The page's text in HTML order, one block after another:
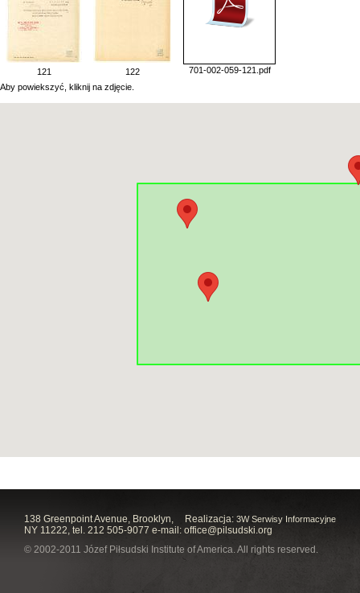
121 122
701-002-059-121.pdf
Aby powiekszyć, kliknij na zdjęcie.
Realizacja: 3W Serwisy Informacyjne
138 Greenpoint Avenue, Brooklyn,
NY 11222, tel. 212 505-9077 e-mail: office@pilsudski.org
© 2002-2011 Józef Piłsudski Institute of America. All rights reserved.